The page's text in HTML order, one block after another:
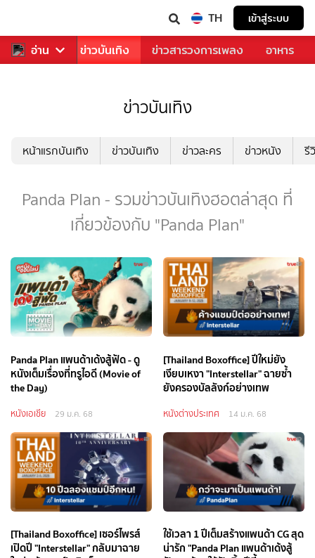
TH เข้าสู่ระบบ
อ่าน
ฬา ข่าว ข่าวบันเทิง ข่าวสารวงการเพลง อาหาร
ข่าวบันเทิง
หน้าแรกบันเทิง ข่าวบันเทิง ข่าวละคร ข่าวหนัง รี
Panda Plan - รวมข่าวบันเทิงฮอตล่าสุด ที่
เกี่ยวข้องกับ "Panda Plan"
Panda Plan แพนด้าเด้งสู้ฟัด - ดู
หนังเต็มเรื่องที่ทรูไอดี (Movie of
the Day)
หนังเอเชีย 29 ม.ค. 68
[Thailand Boxoffice] ปีใหม่ยัง
เงียบเหงา "Interstellar" ฉายซ้ำ
ยังครองบัลลังก์อย่างเทพ
หนังต่างประเทศ 14 ม.ค. 68
[Thailand Boxoffice] เซอร์ไพรส์
เปิดปี "Interstellar" กลับมาฉาย
ใช้เวลา 1 ปีเต็มสร้างแพนด้า CG สุด
น่ารัก "Panda Plan แพนด้าเด้งสู้